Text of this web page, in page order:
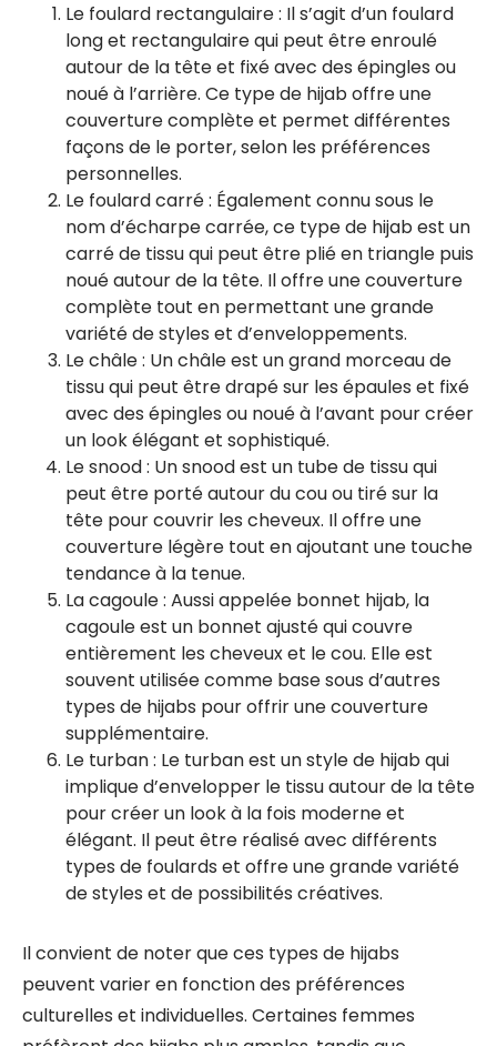
Le foulard rectangulaire : Il s’agit d’un foulard
long et rectangulaire qui peut être enroulé
autour de la tête et fixé avec des épingles ou
noué à l’arrière. Ce type de hijab offre une
couverture complète et permet différentes
façons de le porter, selon les préférences
personnelles.
Le foulard carré : Également connu sous le
nom d’écharpe carrée, ce type de hijab est un
carré de tissu qui peut être plié en triangle puis
noué autour de la tête. Il offre une couverture
complète tout en permettant une grande
variété de styles et d’enveloppements.
Le châle : Un châle est un grand morceau de
tissu qui peut être drapé sur les épaules et fixé
avec des épingles ou noué à l’avant pour créer
un look élégant et sophistiqué.
Le snood : Un snood est un tube de tissu qui
peut être porté autour du cou ou tiré sur la
tête pour couvrir les cheveux. Il offre une
couverture légère tout en ajoutant une touche
tendance à la tenue.
La cagoule : Aussi appelée bonnet hijab, la
cagoule est un bonnet ajusté qui couvre
entièrement les cheveux et le cou. Elle est
souvent utilisée comme base sous d’autres
types de hijabs pour offrir une couverture
supplémentaire.
Le turban : Le turban est un style de hijab qui
implique d’envelopper le tissu autour de la tête
pour créer un look à la fois moderne et
élégant. Il peut être réalisé avec différents
types de foulards et offre une grande variété
de styles et de possibilités créatives.
Il convient de noter que ces types de hijabs
peuvent varier en fonction des préférences
culturelles et individuelles. Certaines femmes